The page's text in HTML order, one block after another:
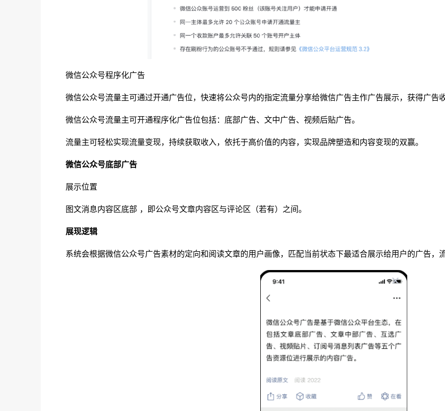
微信公众号程序化广告
微信公众号流量主可通过开通广告位，快速将公众号内的指定流量分享给微信广告主作广告展示，获得广告
微信公众号流量主可开通程序化广告位包括：底部广告、文中广告、视频后贴广告。
流量主可轻松实现流量变现，持续获取收入，依托于高价值的内容，实现品牌塑造和内容变现的双赢。
微信公众号底部广告
展示位置
图文消息内容区底部 ，即公众号文章内容区与评论区（若有）之间。
展现逻辑
系统会根据微信公众号广告素材的定向和阅读文章的用户画像，匹配当前状态下最适合展示给用户的广告，